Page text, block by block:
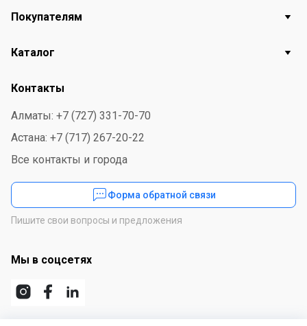
Покупателям
Каталог
Контакты
Алматы: +7 (727) 331-70-70
Астана: +7 (717) 267-20-22
Все контакты и города
Форма обратной связи
Пишите свои вопросы и предложения
Мы в соцсетях